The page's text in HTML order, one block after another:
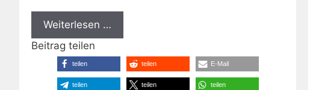
Weiterlesen …
Beitrag teilen
teilen teilen E-Mail
teilen teilen teilen